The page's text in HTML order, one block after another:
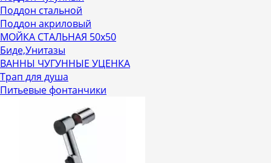
Поддон стальной
Поддон акриловый
МОЙКА СТАЛЬНАЯ 50х50
Биде,Унитазы
ВАННЫ ЧУГУННЫЕ УЦЕНКА
Трап для душа
Питьевые фонтанчики